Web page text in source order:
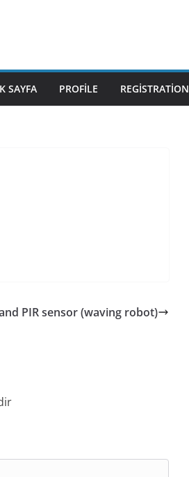
SAYFA PROFILE REGISTRATION
PIR sensor (waving robot)